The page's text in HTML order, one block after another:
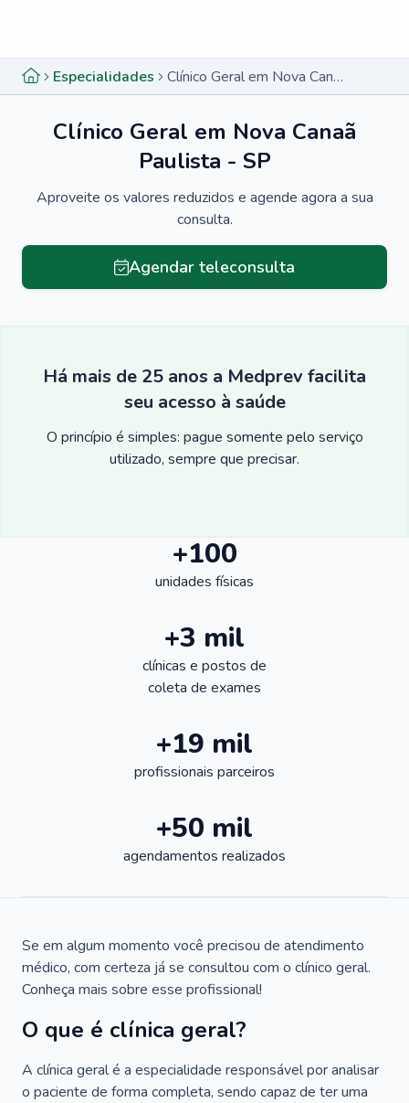
Especialidades Clínico Geral em Nova Canaã Paulista - SP
Clínico Geral em Nova Canaã
Paulista - SP
Aproveite os valores reduzidos e agende agora a sua
consulta.
Agendar teleconsulta
Há mais de 25 anos a Medprev facilita
seu acesso à saúde
O princípio é simples: pague somente pelo serviço
utilizado, sempre que precisar.
+100
unidades físicas
+3 mil
clínicas e postos de
coleta de exames
+19 mil
profissionais parceiros
+50 mil
agendamentos realizados
Se em algum momento você precisou de atendimento
médico, com certeza já se consultou com o clínico geral.
Conheça mais sobre esse profissional!
O que é clínica geral?
A clínica geral é a especialidade responsável por analisar
o paciente de forma completa, sendo capaz de ter uma